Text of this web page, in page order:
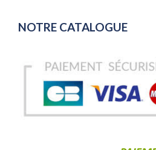
NOTRE CATALOGUE